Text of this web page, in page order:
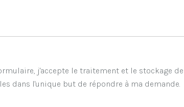
j'accepte le traitement et le stockage
dans l'unique but de répondre à ma demande.